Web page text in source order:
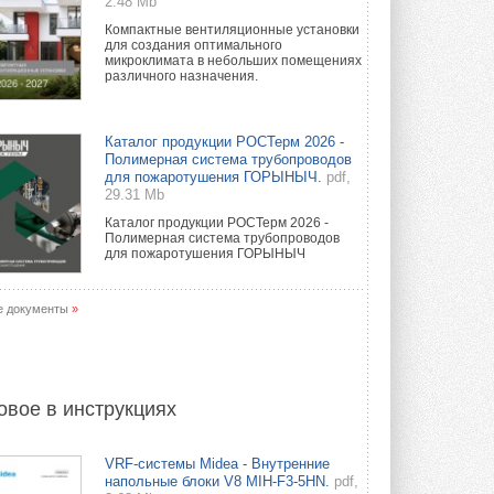
Компактные вентиляционные установки
для создания оптимального
микроклимата в небольших помещениях
различного назначения.
Каталог продукции РОСТерм 2026 -
Полимерная система трубопроводов
для пожаротушения ГОРЫНЫЧ.
pdf,
29.31 Mb
Каталог продукции РОСТерм 2026 -
Полимерная система трубопроводов
для пожаротушения ГОРЫНЫЧ
документы »
в инструкциях
VRF-системы Midea - Внутренние
напольные блоки V8 MIH-F3-5HN. pdf,